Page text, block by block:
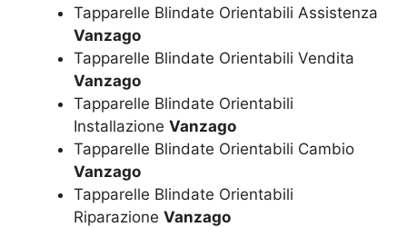
Tapparelle Blindate Orientabili Assistenza
Vanzago
Tapparelle Blindate Orientabili Vendita
Vanzago
Tapparelle Blindate Orientabili
Installazione Vanzago
Tapparelle Blindate Orientabili Cambio
Vanzago
Tapparelle Blindate Orientabili
Riparazione Vanzago